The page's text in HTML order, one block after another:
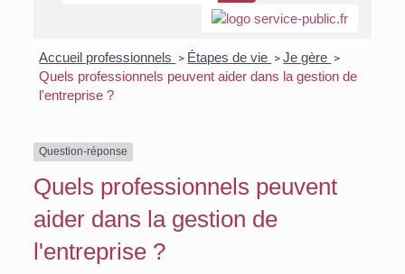
Accueil professionnels > Étapes de vie > Je gère >
Quels professionnels peuvent aider dans la gestion de
l'entreprise ?
Question-réponse
Quels professionnels peuvent
aider dans la gestion de
l'entreprise ?